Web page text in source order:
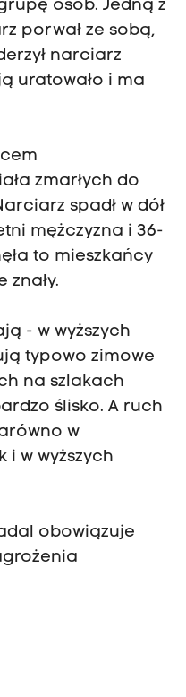
osób. Jedną z
porwał ze sobą,
narciarz
uratowało i ma
zmarłych do
spadł w dół
mężczyzna i 36-
to mieszkańcy
znały.
- w wyższych
typowo zimowe
na szlakach
ślisko. A ruch
w
w wyższych
obowiązuje